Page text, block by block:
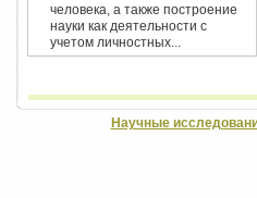
человека, а также построение
науки как деятельности с
учетом личностных...
Научные